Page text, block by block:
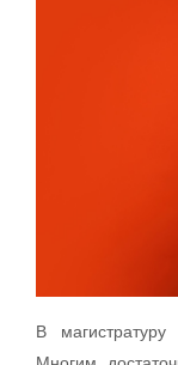
В